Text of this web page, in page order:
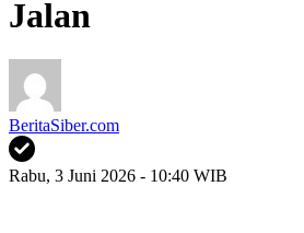
Jalan
BeritaSiber.com
Rabu, 3 Juni 2026 - 10:40 WIB